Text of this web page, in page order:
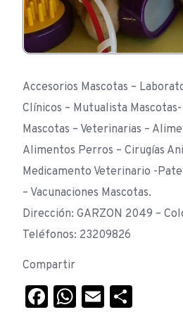
Accesorios Mascotas –
Clínicos – Mutualista
Mascotas – Veterinarias –
Alimentos Perros – Cirugías
Medicamento Veterinario -
– Vacunaciones Mascotas.
Dirección: GARZON 2049 –
Teléfonos: 23209826
Compartir
Facebook
WhatsApp
Email